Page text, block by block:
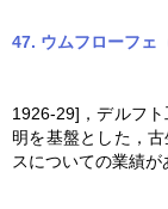
47. ウムフローフェ
1926-29]，デルフ
明を基盤とした，古
スについての業績が